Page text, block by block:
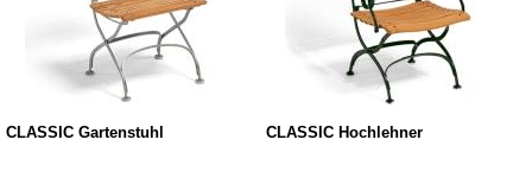
CLASSIC Gartenstuhl CLASSIC Hochlehner